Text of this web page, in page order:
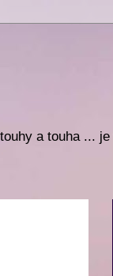
a touha ...